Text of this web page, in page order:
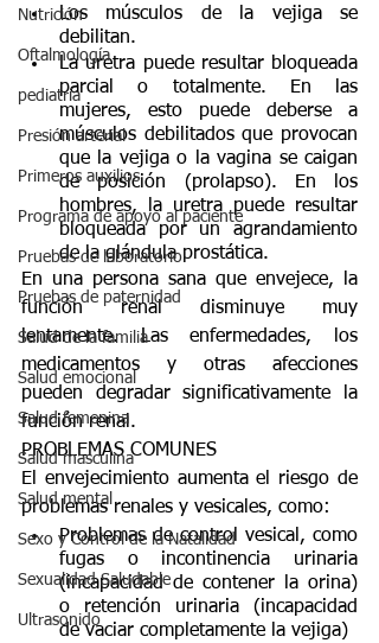
Nutrición
Oftalmología
pediatría
Presión arterial
Primeros auxilios
Programa de apoyo al paciente
Pruebas de laboratorio
Pruebas de paternidad
Salud de la familia
Salud emocional
Salud femenina
Salud masculina
Salud mental
Sexo y Control de la Natalidad
Sexualidad Saludable
Ultrasonido
Los músculos de la vejiga se
debilitan.
La uretra puede resultar bloqueada
parcial o totalmente. En las
mujeres, esto puede deberse a
músculos debilitados que provocan
que la vejiga o la vagina se caigan
de posición (prolapso). En los
hombres, la uretra puede resultar
bloqueada por un agrandamiento
de la glándula prostática.
En una persona sana que envejece, la
función renal disminuye muy
lentamente. Las enfermedades, los
medicamentos y otras afecciones
pueden degradar significativamente la
función renal.
PROBLEMAS COMUNES
El envejecimiento aumenta el riesgo de
problemas renales y vesicales, como:
Problemas de control vesical, como
fugas o incontinencia urinaria
(incapacidad de contener la orina)
o retención urinaria (incapacidad
de vaciar completamente la vejiga)